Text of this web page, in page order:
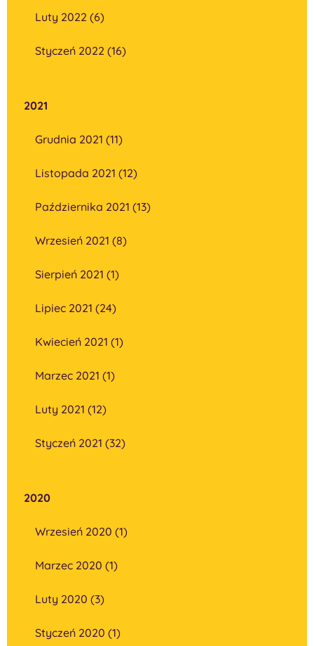
Luty 2022 (6)
Styczeń 2022 (16)
2021
Grudnia 2021 (11)
Listopada 2021 (12)
Października 2021 (13)
Wrzesień 2021 (8)
Sierpień 2021 (1)
Lipiec 2021 (24)
Kwiecień 2021 (1)
Marzec 2021 (1)
Luty 2021 (12)
Styczeń 2021 (32)
2020
Wrzesień 2020 (1)
Marzec 2020 (1)
Luty 2020 (3)
Styczeń 2020 (1)